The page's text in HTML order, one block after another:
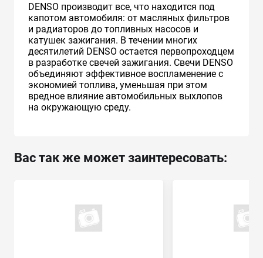
DENSO производит все, что находится под
капотом автомобиля: от масляных фильтров
и радиаторов до топливных насосов и
катушек зажигания. В течении многих
десятилетий DENSO остается первопроходцем
в разработке свечей зажигания. Свечи DENSO
объединяют эффективное воспламенение с
экономией топлива, уменьшая при этом
вредное влияние автомобильных выхлопов
на окружающую среду.
Вас так же может заинтересовать: